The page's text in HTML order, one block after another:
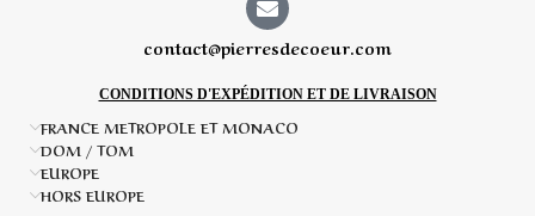
contact@pierresdecoeur.com
CONDITIONS D'EXPÉDITION ET DE LIVRAISON
FRANCE METROPOLE ET MONACO
DOM / TOM
EUROPE
HORS EUROPE